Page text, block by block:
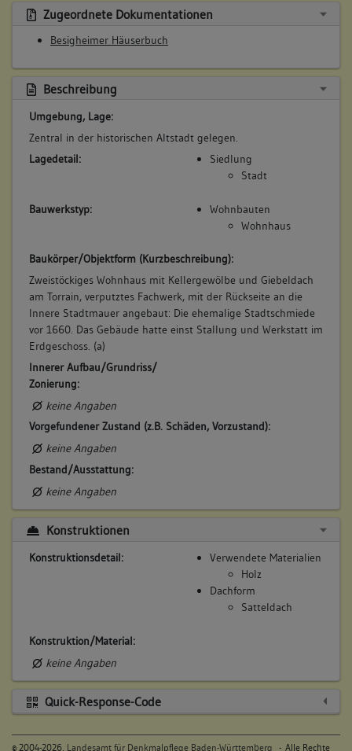
Bemerkung Besitz:
Beschreibung:
Beruf / Amt / Titel:
Sattler
Betroffene Gebäudeteile:
keine
6. Besitzer:in:
Straub, Witwe
Witwe des Johannes Straub
Bemerkung Besitz:
besitzt
Beschreibung:
Beruf / Amt / Titel:
keiner
Betroffene Gebäudeteile:
7. Besitzer:in:
(1798 - 1807)
Bemerkung Besitz:
kauft von Erben Witwe Straub
(1807)
Zugeordnete Dokumentationen
Besigheimer Häuserbuch
Beschreibung
Umgebung, Lage:
Zentral in der historischen Altstadt gelegen.
Lagedetail:
Siedlung
Stadt
Bauwerkstyp:
Wohnbauten
Wohnhaus
Baukörper/Objektform (Kurzbeschreibung):
Zweistöckiges Wohnhaus mit Kellergewölbe und Giebeldach
am Torrain, verputztes Fachwerk, mit der Rückseite an die
Innere Stadtmauer angebaut: Die ehemalige Stadtschmiede
vor 1660. Das Gebäude hatte einst Stallung und Werkstatt im
Erdgeschoss. (a)
Innerer Aufbau/Grundriss/
Zonierung:
keine Angaben
Vorgefundener Zustand (z.B. Schäden, Vorzustand):
keine Angaben
Bestand/Ausstattung:
keine Angaben
Konstruktionen
Konstruktionsdetail:
Verwendete Materialien
Holz
Dachform
Satteldach
Konstruktion/Material:
keine Angaben
Quick-Response-Code
© 2004-2026, Landesamt für Denkmalpflege Baden-Württemberg - Alle Rechte